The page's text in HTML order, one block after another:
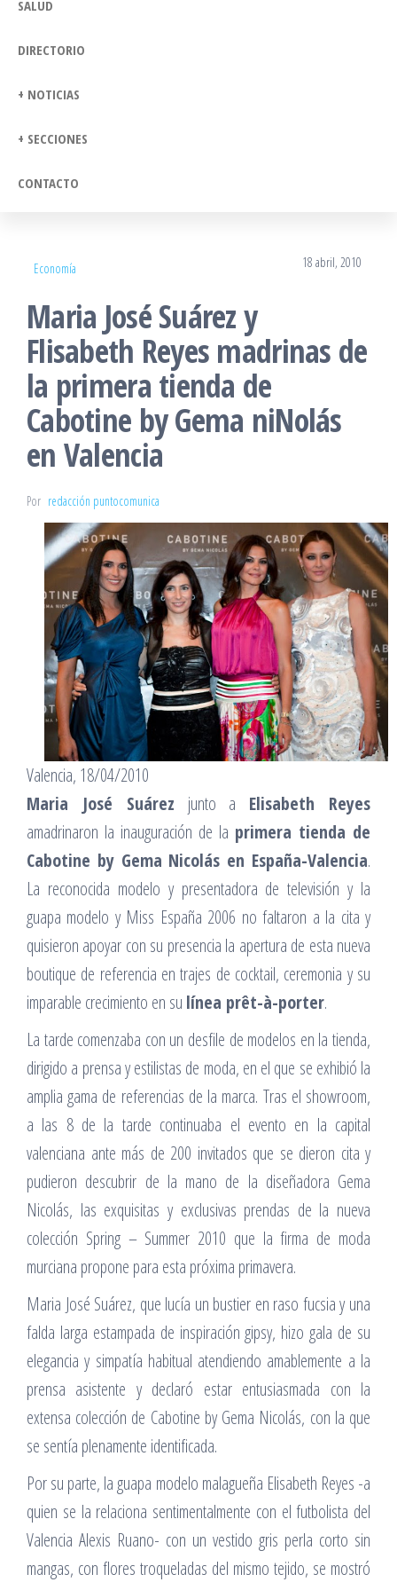
SALUD
DIRECTORIO
+ NOTICIAS
+ SECCIONES
CONTACTO
Economía 18 abril, 2010
Maria José Suárez y
Flisabeth Reyes madrinas de
la primera tienda de
Cabotine by Gema niNolás
en Valencia
Por redacción puntocomunica
Valencia, 18/04/2010
Maria José Suárez junto a Elisabeth Reyes
amadrinaron la inauguración de la primera tienda de
Cabotine by Gema Nicolás en España-Valencia.
La reconocida modelo y presentadora de televisión y la
guapa modelo y Miss España 2006 no faltaron a la cita y
quisieron apoyar con su presencia la apertura de esta nueva
boutique de referencia en trajes de cocktail, ceremonia y su
imparable crecimiento en su línea prêt-à-porter.
La tarde comenzaba con un desfile de modelos en la tienda,
dirigido a prensa y estilistas de moda, en el que se exhibió la
amplia gama de referencias de la marca. Tras el showroom,
a las 8 de la tarde continuaba el evento en la capital
valenciana ante más de 200 invitados que se dieron cita y
pudieron descubrir de la mano de la diseñadora Gema
Nicolás, las exquisitas y exclusivas prendas de la nueva
colección Spring – Summer 2010 que la firma de moda
murciana propone para esta próxima primavera.
Maria José Suárez, que lucía un bustier en raso fucsia y una
falda larga estampada de inspiración gipsy, hizo gala de su
elegancia y simpatía habitual atendiendo amablemente a la
prensa asistente y declaró estar entusiasmada con la
extensa colección de Cabotine by Gema Nicolás, con la que
se sentía plenamente identificada.
Por su parte, la guapa modelo malagueña Elisabeth Reyes -a
quien se la relaciona sentimentalmente con el futbolista del
Valencia Alexis Ruano- con un vestido gris perla corto sin
mangas, con flores troqueladas del mismo tejido, se mostró